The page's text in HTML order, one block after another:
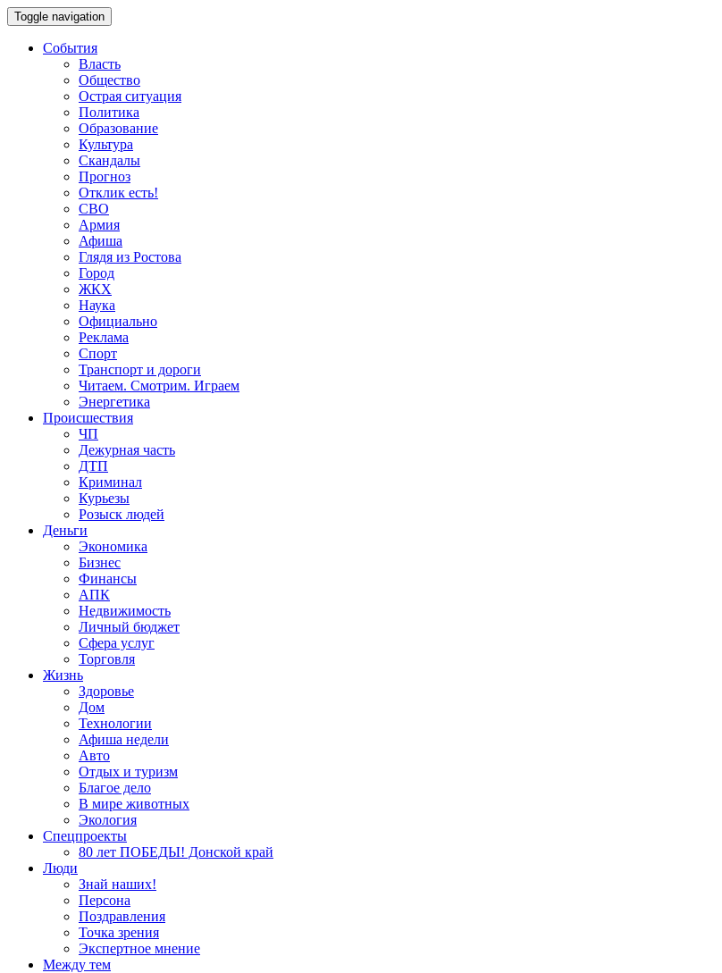
Toggle navigation
События
Власть
Общество
Острая ситуация
Политика
Образование
Культура
Скандалы
Прогноз
Отклик есть!
СВО
Армия
Афиша
Глядя из Ростова
Город
ЖКХ
Наука
Официально
Реклама
Спорт
Транспорт и дороги
Читаем. Смотрим. Играем
Энергетика
Происшествия
ЧП
Дежурная часть
ДТП
Криминал
Курьезы
Розыск людей
Деньги
Экономика
Бизнес
Финансы
АПК
Недвижимость
Личный бюджет
Сфера услуг
Торговля
Жизнь
Здоровье
Дом
Технологии
Афиша недели
Авто
Отдых и туризм
Благое дело
В мире животных
Экология
Спецпроекты
80 лет ПОБЕДЫ! Донской край
Люди
Знай наших!
Персона
Поздравления
Точка зрения
Экспертное мнение
Между тем